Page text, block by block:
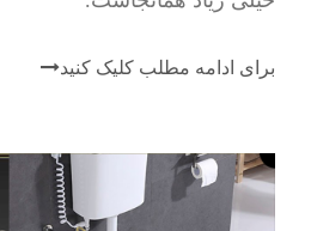
برای ادامه مطلب کلیک کنید